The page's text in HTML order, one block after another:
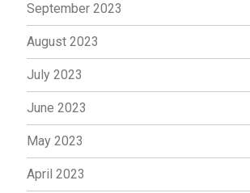
September 2023
August 2023
July 2023
June 2023
May 2023
April 2023